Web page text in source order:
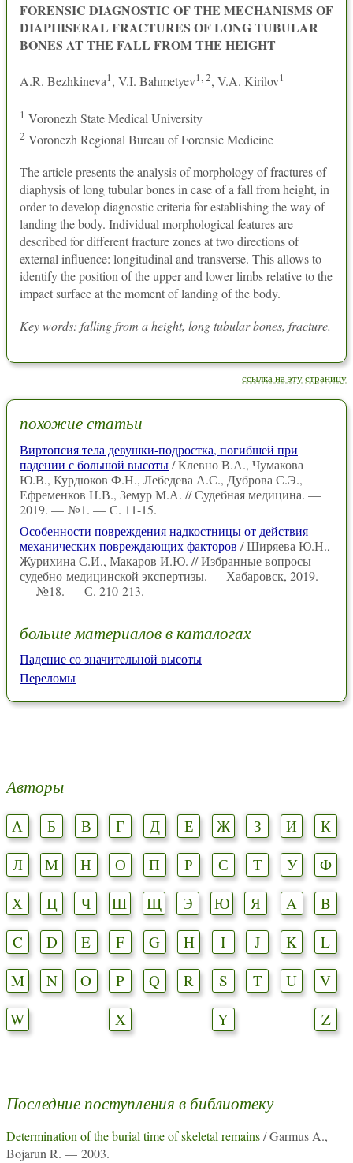
FORENSIC DIAGNOSTIC OF THE MECHANISMS OF
DIAPHISERAL FRACTURES OF LONG TUBULAR
BONES AT THE FALL FROM THE HEIGHT
A.R. Bezhkineva1, V.I. Bahmetyev1, 2, V.A. Kirilov1
1 Voronezh State Medical University
2 Voronezh Regional Bureau of Forensic Medicine
The article presents the analysis of morphology of fractures of
diaphysis of long tubular bones in case of a fall from height, in
order to develop diagnostic criteria for establishing the way of
landing the body. Individual morphological features are
described for different fracture zones at two directions of
external influence: longitudinal and transverse. This allows to
identify the position of the upper and lower limbs relative to the
impact surface at the moment of landing of the body.
Key words: falling from a height, long tubular bones, fracture.
ссылка на эту страницу
похожие статьи
Виртопсия тела девушки-подростка, погибшей при
падении с большой высоты/ Клевно В.А., Чумакова
Ю.В., Курдюков Ф.Н., Лебедева А.С., Дуброва С.Э.,
Ефременков Н.В., Земур М.А. // Судебная медицина. —
2019. — №1. — С. 11-15.
Особенности повреждения надкостницы от действия
механических повреждающих факторов / Ширяева Ю.Н.,
Журихина С.И., Макаров И.Ю. // Избранные вопросы
судебно-медицинской экспертизы. — Хабаровск, 2019.
— №18. — С. 210-213.
больше материалов в каталогах
Падение со значительной высоты
Переломы
Авторы
А Б В Г Д Е Ж З И
К
Л
М Н О П Р С Т У
Ф
Х
Ц Ч Ш Щ Э Ю Я A
B
C
D E F G H I J K
L
M
N O P Q R S T U
V
W
X Y Z
Последние поступления в библиотеку
Determination of the burial time of skeletal remains/ Garmus A.,
Bojarun R. — 2003.